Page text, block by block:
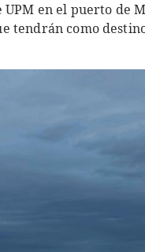
en el puerto de
tendrán como